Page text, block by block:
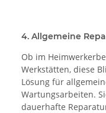
4. Allgemeine
Ob im
Werkstätten, diese
Lösung für
Wartungsarbeiten.
dauerhafte